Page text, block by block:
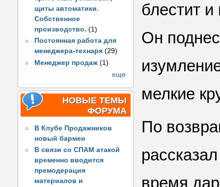
щиты автоматики.
Собственное
производство. (1)
Постоянная работа для
менеджера-технаря (29)
Менеджер продаж (1)
еще
НОВЫЕ ТЕМЫ
ФОРУМА
В Клубе Продажников
новый бармен
В связи со СПАМ атакой
временно вводится
премодерация
материалов и
блестит и
Он
мелкие
По
время